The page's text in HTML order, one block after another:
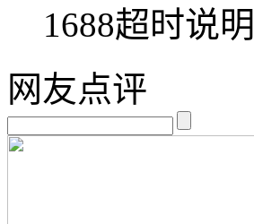
1688超时说
网友点评